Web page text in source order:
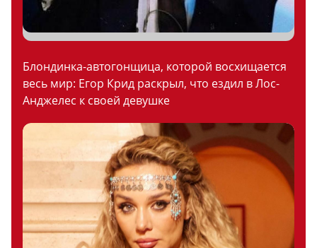
Блондинка-автогонщица, которой восхищается
весь мир: Егор Крид раскрыл, что ездил в Лос-
Анджелес к своей девушке